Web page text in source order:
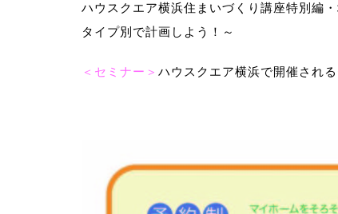
ハウスクエア横浜住まいづくり講座特別編
タイプ別で計画しよう！～
＜セミナー＞ ハウスクエア横浜で開催され